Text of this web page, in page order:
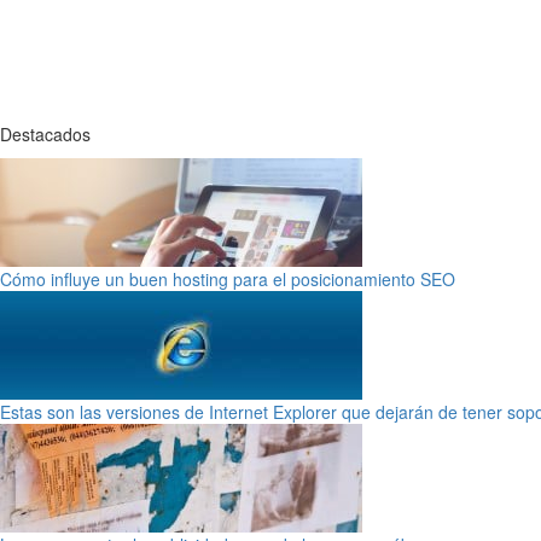
Destacados
Cómo influye un buen hosting para el posicionamiento SEO
Estas son las versiones de Internet Explorer que dejarán de tener